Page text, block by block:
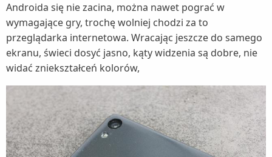
Androida się nie zacina, można nawet pograć w
wymagające gry, trochę wolniej chodzi za to
przeglądarka internetowa. Wracając jeszcze do samego
ekranu, świeci dosyć jasno, kąty widzenia są dobre, nie
widać zniekształceń kolorów,